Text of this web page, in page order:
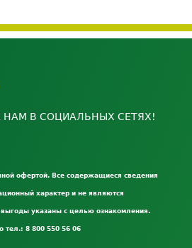
НАМ В СОЦИАЛЬНЫХ СЕТЯХ!
офертой. Все содержащиеся сведения
характер и не являются
указаны с целью ознакомления.
тел.: 8 800 550 56 06